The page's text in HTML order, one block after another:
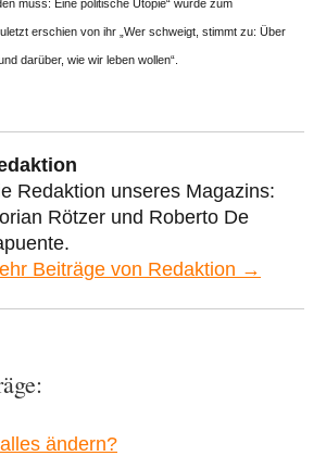
muss: Eine politische Utopie“ wurde zum
erschien von ihr „Wer schweigt, stimmt zu: Über
darüber, wie wir leben wollen“.
Redaktion unseres Magazins:
Rötzer und Roberto De
Beiträge von Redaktion →
ändern?